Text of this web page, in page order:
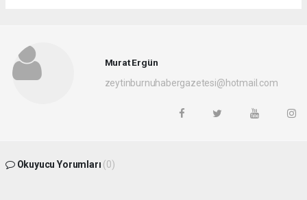
Murat Ergün
zeytinburnuhabergazetesi@hotmail.com
Okuyucu Yorumları (0)